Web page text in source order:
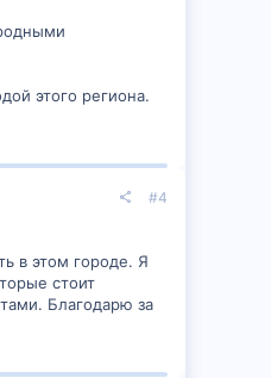
этого региона.
#4
в этом городе. Я
стоит
Благодарю за